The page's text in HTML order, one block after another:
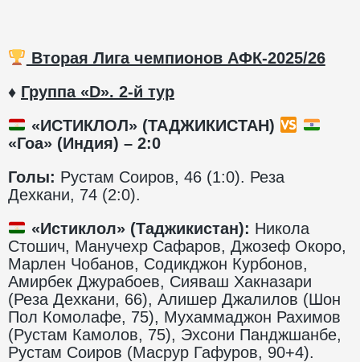
Вторая Лига чемпионов АФК-2025/26
♦ Группа «D». 2-й тур
«ИСТИКЛОЛ» (ТАДЖИКИСТАН)
«Гоа» (Индия) – 2:0
Голы: Рустам Соиров, 46 (1:0). Реза
Дехкани, 74 (2:0).
«Истиклол» (Таджикистан): Никола
Стошич, Манучехр Сафаров, Джозеф Окоро,
Марлен Чобанов, Содикджон Курбонов,
Амирбек Джурабоев, Сияваш Хакназари
(Реза Дехкани, 66), Алишер Джалилов (Шон
Пол Комолафе, 75), Мухаммаджон Рахимов
(Рустам Камолов, 75), Эхсони Панджшанбе,
Рустам Соиров (Масрур Гафуров, 90+4).